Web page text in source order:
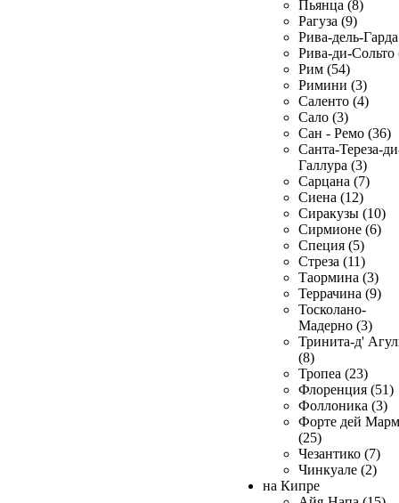
Пьянца (8)
Рагуза (9)
Рива-дель-
Рива-ди-Сольто
Рим (54)
Римини (3)
Саленто (4)
Сало (3)
Сан - Ремо (36)
Санта-Тереза-
Галлура (3)
Сарцана (7)
Сиена (12)
Сиракузы (10)
Сирмионе (6)
Специя (5)
Стреза (11)
Таормина (3)
Террачина (9)
Тосколано-
Мадерно (3)
Тринита-д'
(8)
Тропеа (23)
Флоренция (51)
Фоллоника (3)
Форте дей
(25)
Чезантико (7)
Чинкуале (2)
на Кипре